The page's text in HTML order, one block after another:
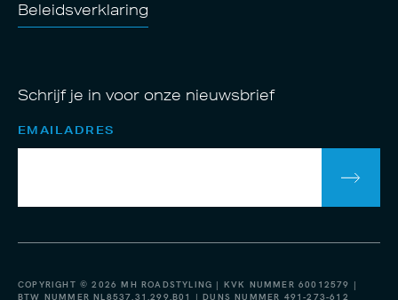
Beleidsverklaring
Schrijf je in voor onze nieuwsbrief
EMAILADRES
COPYRIGHT © 2026 MH ROADSTYLING | KVK NUMMER 60012579 |
BTW NUMMER NL8537.31.299.B01 | DUNS NUMMER 491-273-612